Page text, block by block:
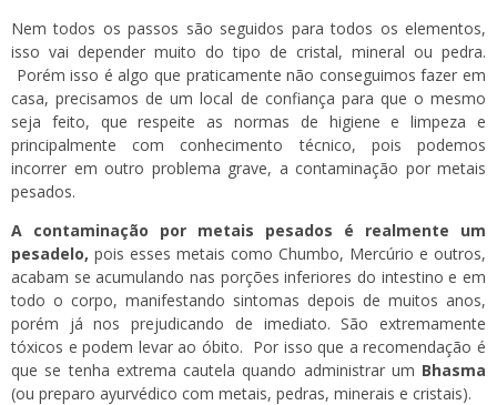
Nem todos os passos são seguidos para todos os elementos,
isso vai depender muito do tipo de cristal, mineral ou pedra.
Porém isso é algo que praticamente não conseguimos fazer em
casa, precisamos de um local de confiança para que o mesmo
seja feito, que respeite as normas de higiene e limpeza e
principalmente com conhecimento técnico, pois podemos
incorrer em outro problema grave, a contaminação por metais
pesados.
A contaminação por metais pesados é realmente um
pesadelo, pois esses metais como Chumbo, Mercúrio e outros,
acabam se acumulando nas porções inferiores do intestino e em
todo o corpo, manifestando sintomas depois de muitos anos,
porém já nos prejudicando de imediato. São extremamente
tóxicos e podem levar ao óbito. Por isso que a recomendação é
que se tenha extrema cautela quando administrar um Bhasma
(ou preparo ayurvédico com metais, pedras, minerais e cristais).